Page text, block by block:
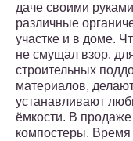
даче своими
различные
участке и в доме.
не смущал взор,
строительных
материалов,
устанавливают
ёмкости. В
компостеры. Время